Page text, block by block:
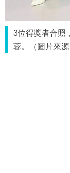
3位得獎者合照
蓉。（圖片來源